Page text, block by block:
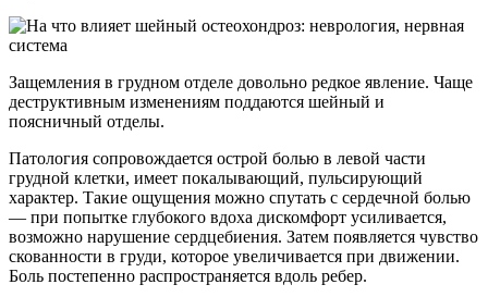
Защемления в грудном отделе довольно редкое явление. Чаще
деструктивным изменениям поддаются шейный и
поясничный отделы.
Патология сопровождается острой болью в левой части
грудной клетки, имеет покалывающий, пульсирующий
характер. Такие ощущения можно спутать с сердечной болью
— при попытке глубокого вдоха дискомфорт усиливается,
возможно нарушение сердцебиения. Затем появляется чувство
скованности в груди, которое увеличивается при движении.
Боль постепенно распространяется вдоль ребер.